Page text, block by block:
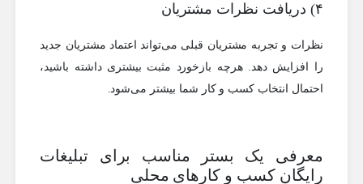
۴) دریافت نظرات مشتریان
نظرات و تجربه مشتریان قبلی می‌تواند اعتماد مشتریان جدید
را افزایش دهد. هرچه بازخورد مثبت بیشتری داشته باشید،
احتمال انتخاب کسب و کار شما بیشتر می‌شود.
معرفی یک بستر مناسب برای تبلیغات
رایگان کسب و کارهای محلی